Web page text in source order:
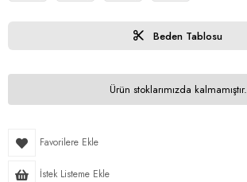
Beden Tablosu
Ürün stoklarımızda kalmamıştır.
Favorilere Ekle
İstek Listeme Ekle